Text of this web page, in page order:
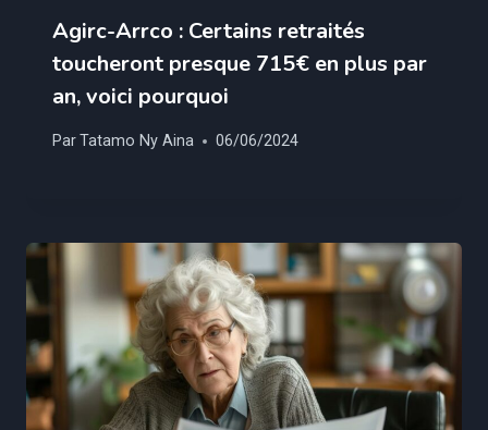
Agirc-Arrco : Certains retraités
toucheront presque 715€ en plus par
an, voici pourquoi
ParTatamo Ny Aina 06/06/2024